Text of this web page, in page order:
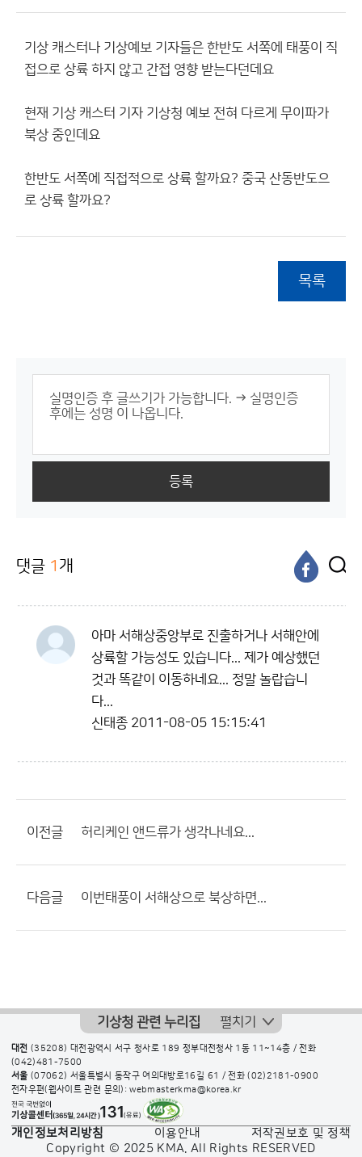
기상 캐스터나 기상예보 기자들은 한반도 서쪽에 태풍이 직
접으로 상륙 하지 않고 간접 영향 받는다던데요
현재 기상 캐스터 기자 기상청 예보 전혀 다르게 무이파가
북상 중인데요
한반도 서쪽에 직접적으로 상륙 할까요? 중국 산동반도으
로 상륙 할까요?
목록
등록
댓글 1 개
아마 서해상중앙부로 진출하거나 서해안에
상륙할 가능성도 있습니다... 제가 예상했던
것과 똑같이 이동하네요... 정말 놀랍습니
다...
신태종 2011-08-05 15:15:41
이전글 허리케인 앤드류가 생각나네요...
다음글 이번태풍이 서해상으로 북상하면...
기상청 관련 누리집 펼치기
대전 (35208) 대전광역시 서구 청사로 189 정부대전청사 1동 11~14층 / 전화
(042)481-7500
서울 (07062) 서울특별시 동작구 여의대방로16길 61 / 전화(02)2181-0900
전자우편(웹사이트 관련 문의): webmasterkma@korea.kr
개인정보처리방침 이용안내
저작권보호 및 정책
Copyright © 2025 KMA. All Rights RESERVED